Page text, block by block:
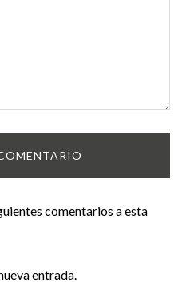
comentarios a esta
entrada.